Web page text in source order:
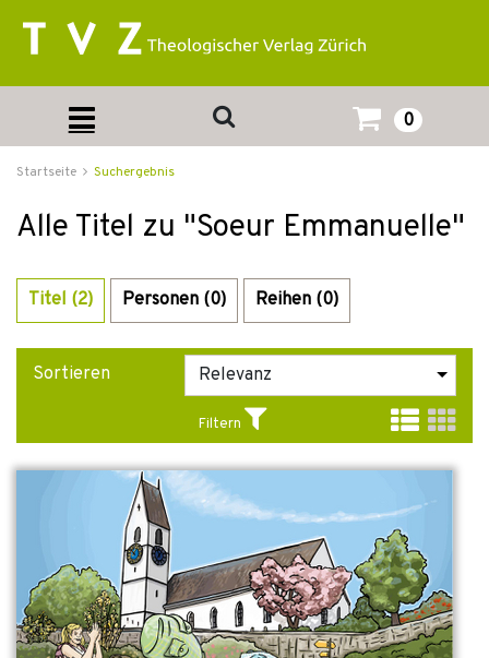
0
Startseite Suchergebnis
Alle Titel zu "Soeur Emmanuelle"
Titel (2) Personen (0) Reihen (0)
Sortieren
Filtern